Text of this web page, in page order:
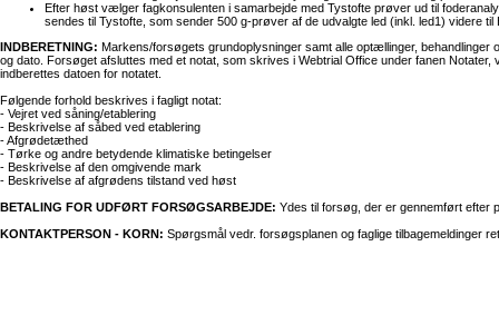
Efter høst vælger fagkonsulenten i samarbejde med Tystofte prøver ud til
sendes til Tystofte, som sender 500 g-prøver af de udvalgte led (inkl. led1) videre til
INDBERETNING: Markens/forsøgets grundoplysninger samt alle optællinger, behandlinger
og dato. Forsøget afsluttes med et notat, som skrives i Webtrial Office under fanen
indberettes datoen for notatet.
Følgende forhold beskrives i fagligt notat:
- Vejret ved såning/etablering
- Beskrivelse af såbed ved etablering
- Afgrødetæthed
- Tørke og andre betydende klimatiske betingelser
- Beskrivelse af den omgivende mark
- Beskrivelse af afgrødens tilstand ved høst
BETALING FOR UDFØRT FORSØGSARBEJDE: Ydes til forsøg, der er gennemført efter
KONTAKTPERSON - KORN: Spørgsmål vedr. forsøgsplanen og faglige tilbagemeldinger